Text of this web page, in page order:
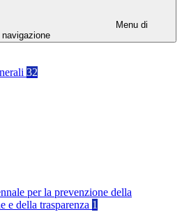
Menu di
navigazione
32
per la prevenzione della
e della trasparenza 1